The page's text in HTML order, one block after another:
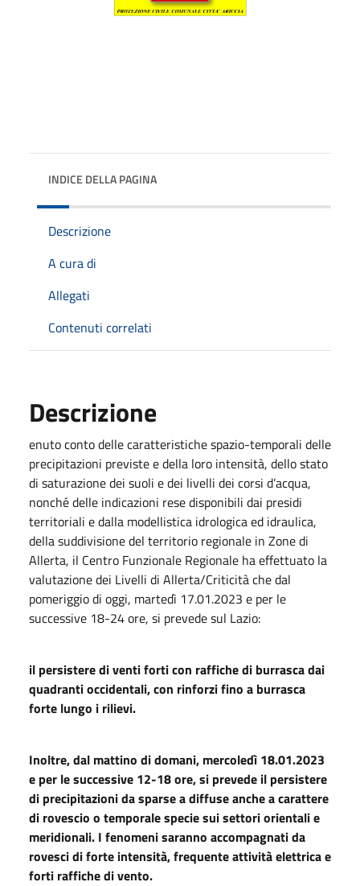
INDICE DELLA PAGINA
Descrizione
A cura di
Allegati
Contenuti correlati
Descrizione
enuto conto delle caratteristiche spazio-temporali delle
precipitazioni previste e della loro intensità, dello stato
di saturazione dei suoli e dei livelli dei corsi d’acqua,
nonché delle indicazioni rese disponibili dai presidi
territoriali e dalla modellistica idrologica ed idraulica,
della suddivisione del territorio regionale in Zone di
Allerta, il Centro Funzionale Regionale ha effettuato la
valutazione dei Livelli di Allerta/Criticità che dal
pomeriggio di oggi, martedì 17.01.2023 e per le
successive 18-24 ore, si prevede sul Lazio:
il persistere di venti forti con raffiche di burrasca dai
quadranti occidentali, con rinforzi fino a burrasca
forte lungo i rilievi.
Inoltre, dal mattino di domani, mercoledì 18.01.2023
e per le successive 12-18 ore, si prevede il persistere
di precipitazioni da sparse a diffuse anche a carattere
di rovescio o temporale specie sui settori orientali e
meridionali. I fenomeni saranno accompagnati da
rovesci di forte intensità, frequente attività elettrica e
forti raffiche di vento.